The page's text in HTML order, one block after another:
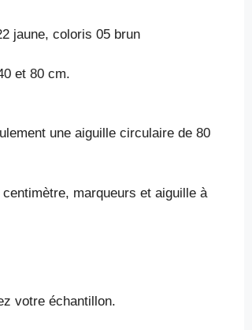
jaune, coloris 05 brun
et 80 cm.
une aiguille circulaire de 80
marqueurs et aiguille à
votre échantillon.